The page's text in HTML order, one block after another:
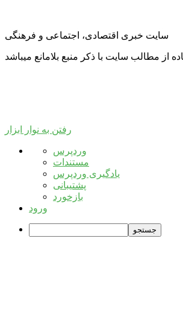
سایت خبری اقتصادی، اجتماعی و فرهنگی
رفتن به نوار ابزار
درباره
وردپرس
وردپرس
مستندات
یادگیری وردپرس
پشتیبانی
بازخورد
ورود
جستجو